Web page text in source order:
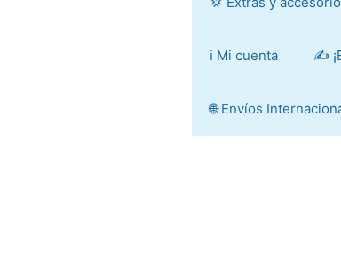
ℹ️ Mi cuenta ✍️
🌐 Envíos